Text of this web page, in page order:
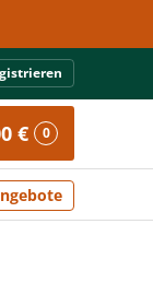
€ 0